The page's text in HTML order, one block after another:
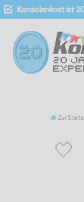
Konsolenkost ist
Zur